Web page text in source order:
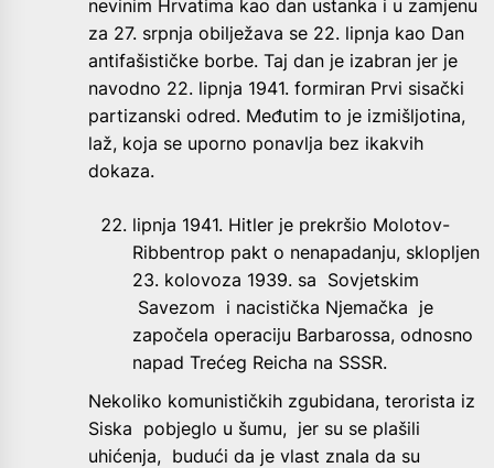
nevinim Hrvatima kao dan ustanka i u zamjenu
za 27. srpnja obilježava se 22. lipnja kao Dan
antifašističke borbe. Taj dan je izabran jer je
navodno 22. lipnja 1941. formiran Prvi sisački
partizanski odred. Međutim to je izmišljotina,
laž, koja se uporno ponavlja bez ikakvih
dokaza.
lipnja 1941. Hitler je prekršio Molotov-
Ribbentrop pakt o nenapadanju, sklopljen
23. kolovoza 1939. sa Sovjetskim
Savezom i nacistička Njemačka je
započela operaciju Barbarossa, odnosno
napad Trećeg Reicha na SSSR.
Nekoliko komunističkih zgubidana, terorista iz
Siska pobjeglo u šumu, jer su se plašili
uhićenja, budući da je vlast znala da su